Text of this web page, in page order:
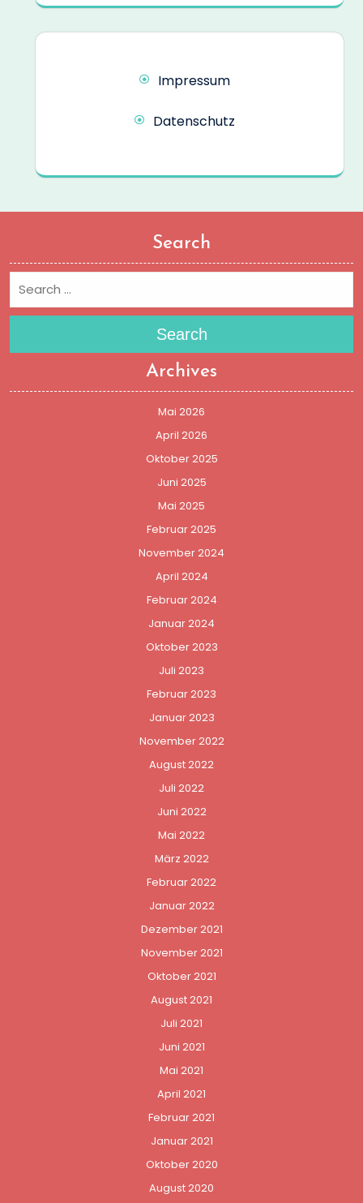
Impressum
Datenschutz
Search
Search
Archives
Mai 2026
April 2026
Oktober 2025
Juni 2025
Mai 2025
Februar 2025
November 2024
April 2024
Februar 2024
Januar 2024
Oktober 2023
Juli 2023
Februar 2023
Januar 2023
November 2022
August 2022
Juli 2022
Juni 2022
Mai 2022
März 2022
Februar 2022
Januar 2022
Dezember 2021
November 2021
Oktober 2021
August 2021
Juli 2021
Juni 2021
Mai 2021
April 2021
Februar 2021
Januar 2021
Oktober 2020
August 2020